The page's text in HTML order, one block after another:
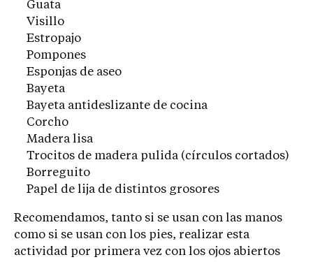
Guata
Visillo
Estropajo
Pompones
Esponjas de aseo
Bayeta
Bayeta antideslizante de cocina
Corcho
Madera lisa
Trocitos de madera pulida (círculos cortados)
Borreguito
Papel de lija de distintos grosores
Recomendamos, tanto si se usan con las manos
como si se usan con los pies, realizar esta
actividad por primera vez con los ojos abiertos